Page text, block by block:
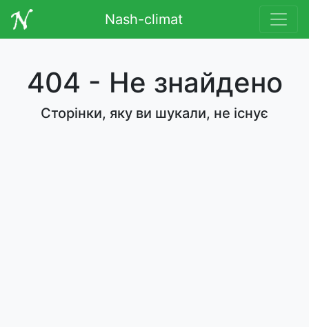
Nash-climat
404 - Не знайдено
Сторінки, яку ви шукали, не існує